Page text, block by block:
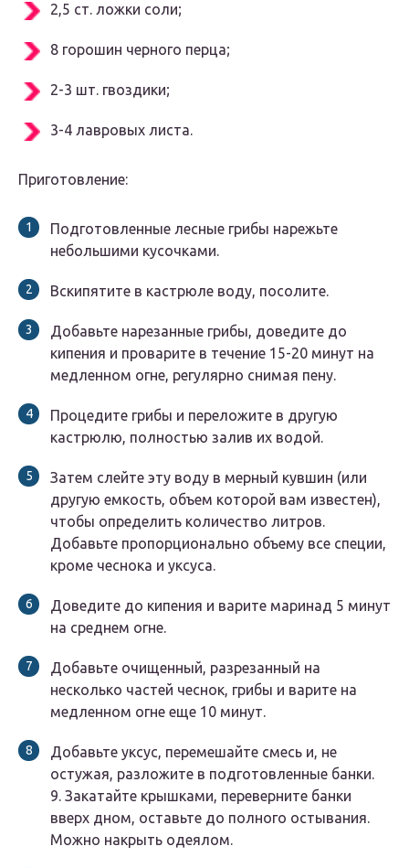
2,5 ст. ложки соли;
8 горошин черного перца;
2-3 шт. гвоздики;
3-4 лавровых листа.
Приготовление:
Подготовленные лесные грибы нарежьте
небольшими кусочками.
Вскипятите в кастрюле воду, посолите.
Добавьте нарезанные грибы, доведите до
кипения и проварите в течение 15-20 минут на
медленном огне, регулярно снимая пену.
Процедите грибы и переложите в другую
кастрюлю, полностью залив их водой.
Затем слейте эту воду в мерный кувшин (или
другую емкость, объем которой вам известен),
чтобы определить количество литров.
Добавьте пропорционально объему все специи,
кроме чеснока и уксуса.
Доведите до кипения и варите маринад 5 минут
на среднем огне.
Добавьте очищенный, разрезанный на
несколько частей чеснок, грибы и варите на
медленном огне еще 10 минут.
Добавьте уксус, перемешайте смесь и, не
остужая, разложите в подготовленные банки.
9. Закатайте крышками, переверните банки
вверх дном, оставьте до полного остывания.
Можно накрыть одеялом.